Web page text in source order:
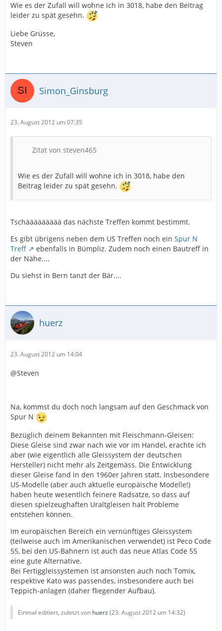
Wie es der Zufall will wohne ich in 3018, habe den Beitrag
leider zu spät gesehn.
Liebe Grüsse,
Steven
Simon_Ginsburg
23. August 2012 um 07:35
Zitat von steven465
Wie es der Zufall will wohne ich in 3018, habe den
Beitrag leider zu spät gesehn.
Tschäääääääää das nächste Treffen kommt bestimmt.
Es gibt übrigens neben dem US Treffen noch ein Spur N
Treff
ebenfalls in Bümpliz. Zudem noch einen Bautreff in
der Nähe....
Du siehst in Bern tanzt der Bär....
huerz
23. August 2012 um 14:04
@Steven
Na, kommst du doch noch langsam auf den Geschmack von
Spur N
Bezüglich deinem Bekannten mit Fleischmann-Gleisen:
Diese Gleise sind zwar nach wie vor im Handel, erachte ich
aber (wie eigentlich alle Gleissystem der deutschen
Hersteller) nicht mehr als Zeitgemäss. Die Entwicklung
dieser Gleise fand in den 1960er Jahren statt. Insbesondere
US-Modelle (aber auch aktuelle europäische Modelle!)
haben heute wesentlich feinere Radsätze, so dass auf
diesen spielzeughaften Uraltgleisen halt Probleme
entstehen können.
Im europäischen Bereich ein vernünftiges Gleissystem
(teilweise auch im Amerikanischen verwendet) ist Peco Code
55, bei den US-Bahnern ist auch das neue Atlas Code 55
eine gute Alternative.
Bei Fertiggleissystemen ist ansonsten auch noch Tomix,
respektive Kato was passendes, insbesondere auch bei
Teppich-anlagen (daher fliegender Aufbau).
Einmal editiert, zuletzt von huerz (23. August 2012 um 14:32)